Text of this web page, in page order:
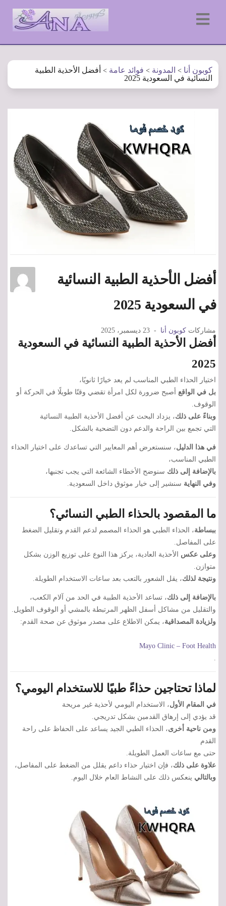
كوبون أنا > المدونة > فوائد عامة > أفضل الأحذية الطبية
النسائية في السعودية 2025
أفضل الأحذية الطبية النسائية
في السعودية 2025
مشاركات كوبون أنا 23 ديسمبر، 2025
أفضل الأحذية الطبية النسائية في السعودية
2025
اختيار الحذاء الطبي المناسب لم يعد خيارًا ثانويًا،
بل في الواقع أصبح ضرورة لكل امرأة تقضي وقتًا طويلًا في الحركة أو
الوقوف.
وبناءً على ذلك، يزداد البحث عن أفضل الأحذية الطبية النسائية
التي تجمع بين الراحة والدعم دون التضحية بالشكل.
في هذا الدليل، سنستعرض أهم المعايير التي تساعدك على اختيار الحذاء
الطبي المناسب،
بالإضافة إلى ذلك سنوضح الأخطاء الشائعة التي يجب تجنبها،
وفي النهاية سنشير إلى خيار موثوق داخل السعودية.
ما المقصود بالحذاء الطبي النسائي؟
ببساطة، الحذاء الطبي هو الحذاء المصمم لدعم القدم وتقليل الضغط
على المفاصل.
وعلى عكس الأحذية العادية، يركز هذا النوع على توزيع الوزن بشكل
متوازن.
ونتيجة لذلك، يقل الشعور بالتعب بعد ساعات الاستخدام الطويلة.
بالإضافة إلى ذلك، تساعد الأحذية الطبية في الحد من آلام الكعب،
والتقليل من مشاكل أسفل الظهر المرتبطة بالمشي أو الوقوف الطويل.
ولزيادة المصداقية، يمكن الاطلاع على مصدر موثوق عن صحة القدم:
Mayo Clinic – Foot Health
.
لماذا تحتاجين حذاءً طبيًا للاستخدام اليومي؟
في المقام الأول، الاستخدام اليومي لأحذية غير مريحة
قد يؤدي إلى إرهاق القدمين بشكل تدريجي.
ومن ناحية أخرى، الحذاء الطبي الجيد يساعد على الحفاظ على راحة
القدم
حتى مع ساعات العمل الطويلة.
علاوة على ذلك، فإن اختيار حذاء داعم يقلل من الضغط على المفاصل،
وبالتالي ينعكس ذلك على النشاط العام خلال اليوم.